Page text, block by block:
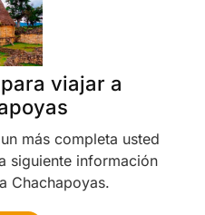
viajar a
más completa usted
siguiente información
Chachapoyas.